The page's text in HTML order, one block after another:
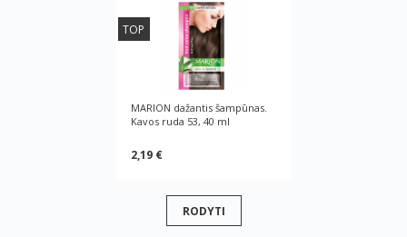
TOP
MARION dažantis šampūnas.
Kavos ruda 53, 40 ml
2,19 €
RODYTI